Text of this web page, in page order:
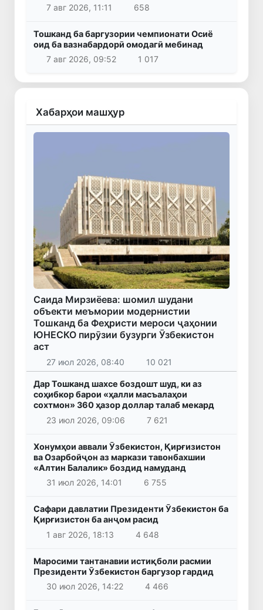
7 авг 2026, 11:11
658
Тошканд ба баргузории чемпионати Осиё
оид ба вазнабардорӣ омодагӣ мебинад
7 авг 2026, 09:52
1 017
Хабарҳои машҳур
Саида Мирзиёева: шомил шудани
объекти меъмории модернистии
Тошканд ба Феҳристи мероси ҷаҳонии
ЮНЕСКО пирӯзии бузурги Ӯзбекистон
аст
27 июл 2026, 08:40 10 021
Дар Тошканд шахсе боздошт шуд, ки аз
соҳибкор барои «ҳалли масъалаҳои
сохтмон» 360 ҳазор доллар талаб мекард
23 июл 2026, 09:06
7 621
Хонумҳои аввали Ӯзбекистон, Қирғизистон
ва Озарбойҷон аз маркази тавонбахшии
«Алтин Балалик» боздид намуданд
31 июл 2026, 14:01
6 755
Сафари давлатии Президенти Ӯзбекистон ба
Қирғизистон ба анҷом расид
1 авг 2026, 18:13
4 648
Маросими тантанавии истиқболи расмии
Президенти Ӯзбекистон баргузор гардид
30 июл 2026, 14:22
4 466